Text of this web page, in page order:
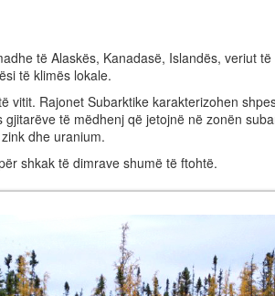
të Alaskës, Kanadasë, Islandës, veriut
të klimës lokale.
vitit. Rajonet Subarktike karakterizohen
të mëdhenj që jetojnë në zonën
dhe uranium.
shkak të dimrave shumë të ftohtë.